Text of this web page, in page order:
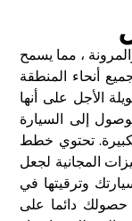
، مما يسمح
أنحاء المنطقة
الأجل على أنها
إلى السيارة
تحتوي خطط
المجانية لجعل
وترقيتها في
دائما على